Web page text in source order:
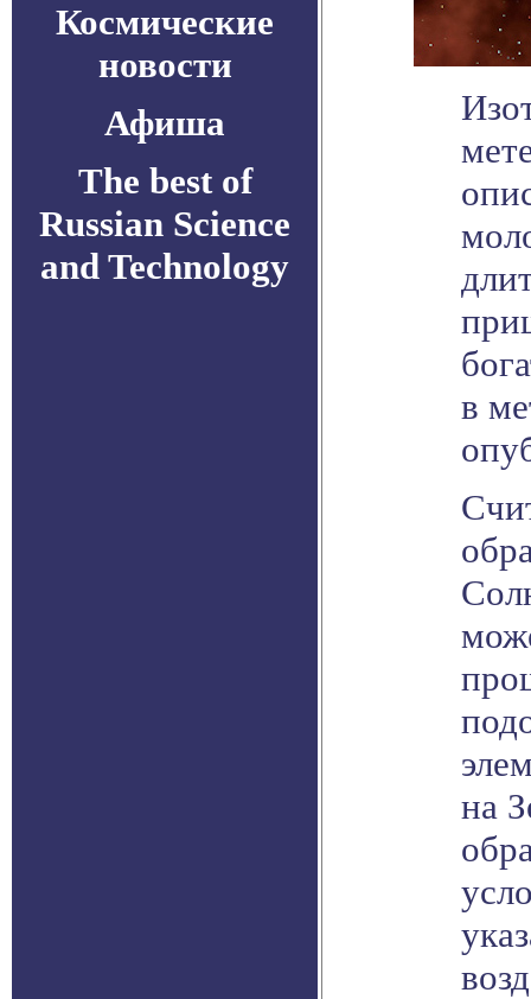
Космические
новости
Афиша
The best of
Russian Science
and Technology
в
на